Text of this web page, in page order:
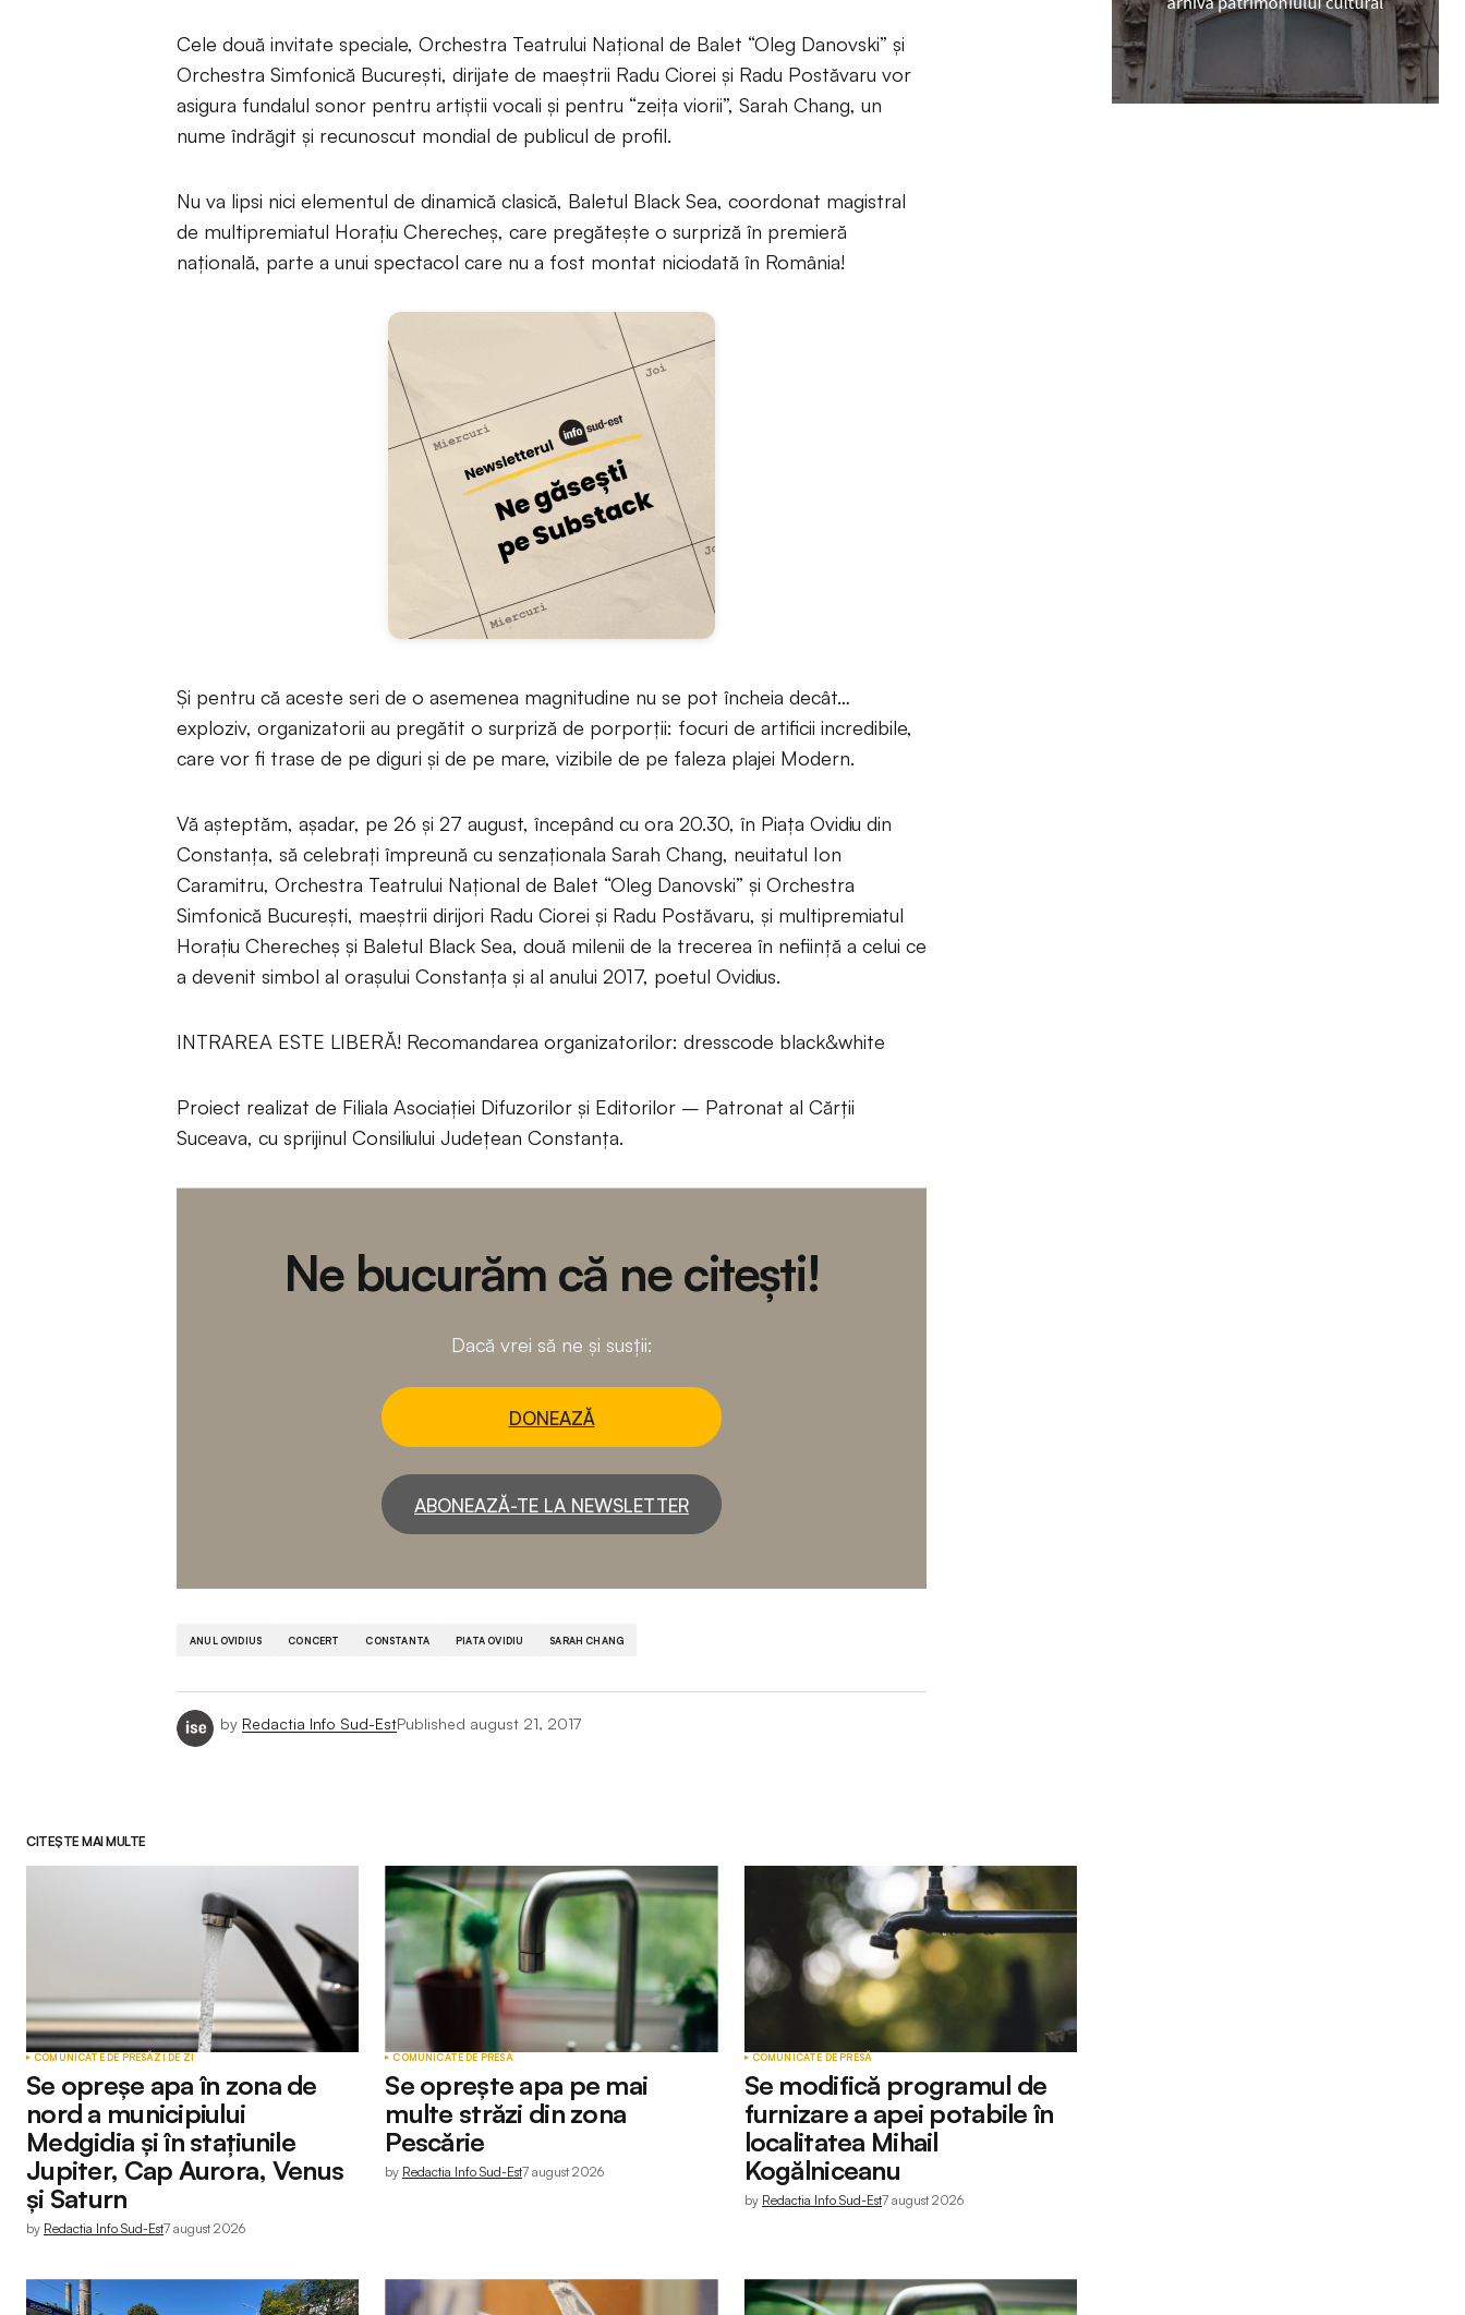
Cele două invitate speciale, Orchestra Teatrului Naţional de Balet “Oleg Danovski” şi
Orchestra Simfonică Bucureşti, dirijate de maeștrii Radu Ciorei și Radu Postăvaru vor
asigura fundalul sonor pentru artiştii vocali şi pentru “zeiţa viorii”, Sarah Chang, un
nume îndrăgit şi recunoscut mondial de publicul de profil.
Nu va lipsi nici elementul de dinamică clasică, Baletul Black Sea, coordonat magistral
de multipremiatul Horaţiu Cherecheş, care pregăteşte o surpriză în premieră
naţională, parte a unui spectacol care nu a fost montat niciodată în România!
Şi pentru că aceste seri de o asemenea magnitudine nu se pot încheia decât…
exploziv, organizatorii au pregătit o surpriză de porporţii: focuri de artificii incredibile,
care vor fi trase de pe diguri şi de pe mare, vizibile de pe faleza plajei Modern.
Vă aşteptăm, aşadar, pe 26 şi 27 august, începând cu ora 20.30, în Piaţa Ovidiu din
Constanţa, să celebraţi împreună cu senzaţionala Sarah Chang, neuitatul Ion
Caramitru, Orchestra Teatrului Naţional de Balet “Oleg Danovski” şi Orchestra
Simfonică Bucureşti, maeștrii dirijori Radu Ciorei și Radu Postăvaru, și multipremiatul
Horaţiu Cherecheş şi Baletul Black Sea, două milenii de la trecerea în nefiinţă a celui ce
a devenit simbol al oraşului Constanţa şi al anului 2017, poetul Ovidius.
INTRAREA ESTE LIBERĂ! Recomandarea organizatorilor: dresscode black&white
Proiect realizat de Filiala Asociației Difuzorilor și Editorilor – Patronat al Cărții
Suceava, cu sprijinul Consiliului Județean Constanța.
Ne bucurăm că ne citești!
Dacă vrei să ne și susții:
DONEAZĂ
ABONEAZĂ-TE LA NEWSLETTER
ANUL OVIDIUS CONCERT CONSTANTA PIATA OVIDIU SARAH CHANG
by Redactia Info Sud-EstPublished august 21, 2017
CITEȘTE MAI MULTE
COMUNICATE DE PRESĂZI DE ZI
Se opreșe apa în zona de
nord a municipiului
Medgidia și în stațiunile
Jupiter, Cap Aurora, Venus
și Saturn
by Redactia Info Sud-Est7 august 2026
COMUNICATE DE PRESĂ
Se oprește apa pe mai
multe străzi din zona
Pescărie
by Redactia Info Sud-Est7 august 2026
COMUNICATE DE PRESĂ
Se modifică programul de
furnizare a apei potabile în
localitatea Mihail
Kogălniceanu
by Redactia Info Sud-Est7 august 2026